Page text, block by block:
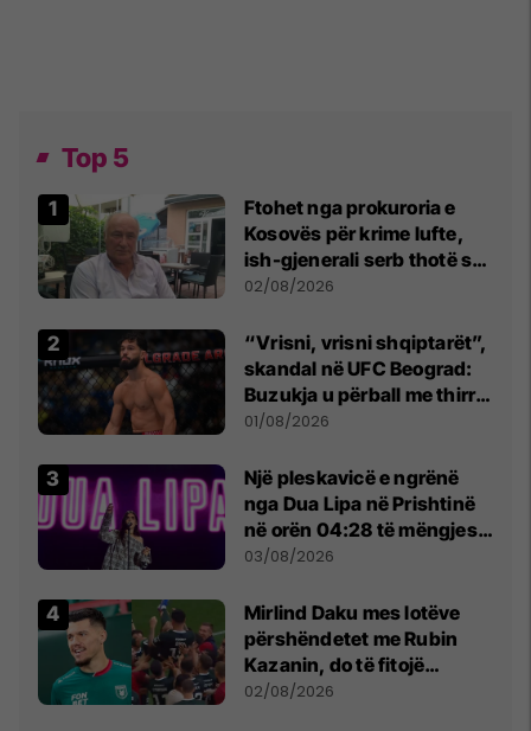
Top 5
Ftohet nga prokuroria e
Kosovës për krime lufte,
ish-gjenerali serb thotë se
dikush e tradhtoi në
02/08/2026
“Vrisni, vrisni shqiptarët”,
skandal në UFC Beograd:
Buzukja u përball me thirrje
anti-shqiptare nga
01/08/2026
Një pleskavicë e ngrënë
nga Dua Lipa në Prishtinë
në orën 04:28 të mëngjesit
- dhe bota digjitale serbe
03/08/2026
Mirlind Daku mes lotëve
përshëndetet me Rubin
Kazanin, do të fitojë
miliona te Spartak Moska
02/08/2026